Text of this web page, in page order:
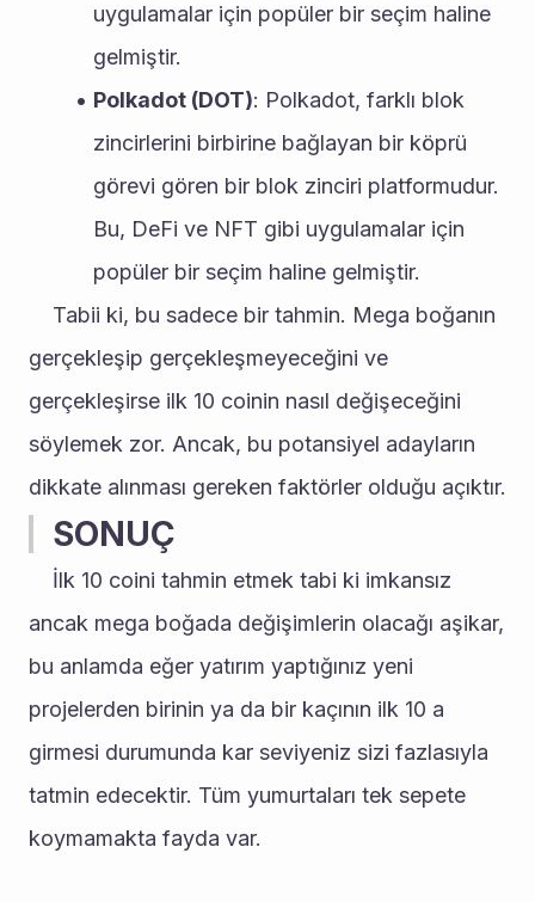
uygulamalar için popüler bir seçim haline
gelmiştir.
Polkadot (DOT): Polkadot, farklı blok
zincirlerini birbirine bağlayan bir köprü
görevi gören bir blok zinciri platformudur.
Bu, DeFi ve NFT gibi uygulamalar için
popüler bir seçim haline gelmiştir.
gerçekleşip gerçekleşmeyeceğini ve
gerçekleşirse ilk 10 coinin nasıl değişeceğini
söylemek zor. Ancak, bu potansiyel adayların
dikkate alınması gereken faktörler olduğu açıktır.
SONUÇ
ancak mega boğada değişimlerin olacağı aşikar,
bu anlamda eğer yatırım yaptığınız yeni
projelerden birinin ya da bir kaçının ilk 10 a
girmesi durumunda kar seviyeniz sizi fazlasıyla
tatmin edecektir. Tüm yumurtaları tek sepete
koymamakta fayda var.